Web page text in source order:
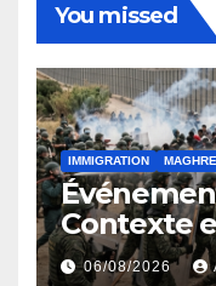
You missed
IMMIGRATION
Contexte
ayant
06/08/2026